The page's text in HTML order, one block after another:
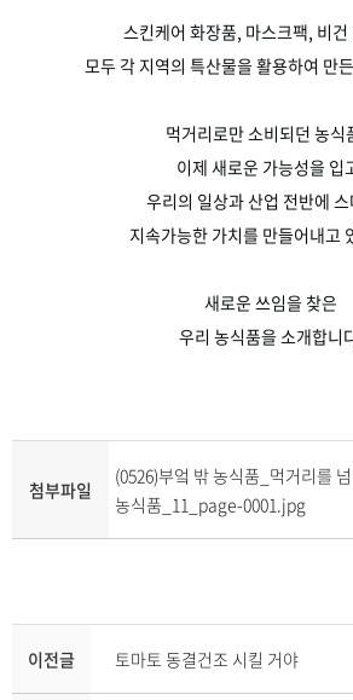
스킨케어 화장품, 마스크팩, 비건
모두 각 지역의 특산물을 활용하여 만
먹거리로만 소비되던 농식
이제 새로운 가능성을 입
우리의 일상과 산업 전반에 스
지속가능한 가치를 만들어내고
새로운 쓰임을 찾은
우리 농식품을 소개합니
첨부파일
(0526)부엌 밖 농식품_먹거리를
농식품_11_page-0001.jpg
이전글 토마토 동결건조 시킬 거야